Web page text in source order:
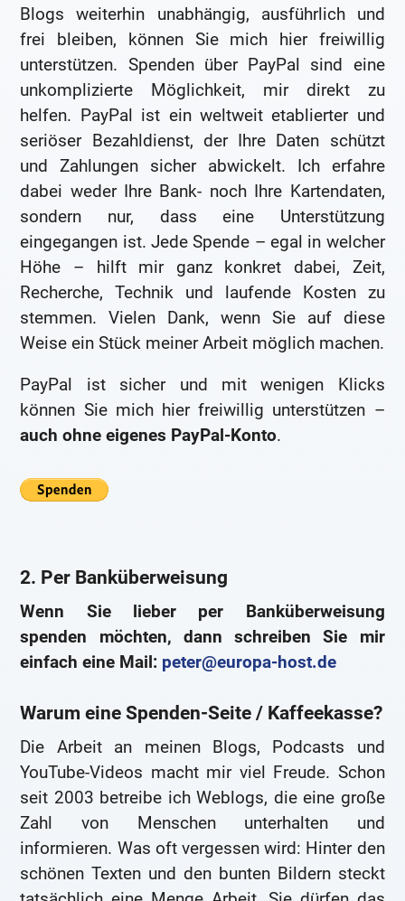
Blogs weiterhin unabhängig, ausführlich und
frei bleiben, können Sie mich hier freiwillig
unterstützen. Spenden über PayPal sind eine
unkomplizierte Möglichkeit, mir direkt zu
helfen. PayPal ist ein weltweit etablierter und
seriöser Bezahldienst, der Ihre Daten schützt
und Zahlungen sicher abwickelt. Ich erfahre
dabei weder Ihre Bank- noch Ihre Kartendaten,
sondern nur, dass eine Unterstützung
eingegangen ist. Jede Spende – egal in welcher
Höhe – hilft mir ganz konkret dabei, Zeit,
Recherche, Technik und laufende Kosten zu
stemmen. Vielen Dank, wenn Sie auf diese
Weise ein Stück meiner Arbeit möglich machen.
PayPal ist sicher und mit wenigen Klicks
können Sie mich hier freiwillig unterstützen –
auch ohne eigenes PayPal-Konto.
2. Per Banküberweisung
Wenn Sie lieber per Banküberweisung
spenden möchten, dann schreiben Sie mir
einfach eine Mail: peter@europa-host.de
Warum eine Spenden-Seite / Kaffeekasse?
Die Arbeit an meinen Blogs, Podcasts und
YouTube-Videos macht mir viel Freude. Schon
seit 2003 betreibe ich Weblogs, die eine große
Zahl von Menschen unterhalten und
informieren. Was oft vergessen wird: Hinter den
schönen Texten und den bunten Bildern steckt